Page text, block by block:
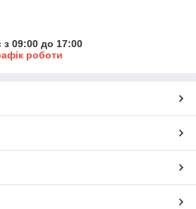
09:00 до 17:00
роботи